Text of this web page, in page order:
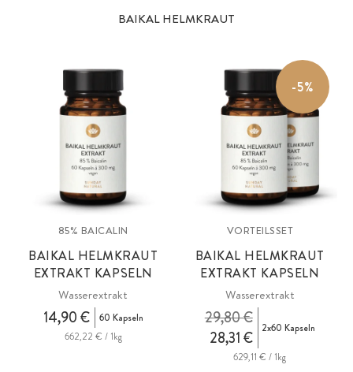
BAIKAL HELMKRAUT
85% BAICALIN
BAIKAL HELMKRAUT
EXTRAKT KAPSELN
Wasserextrakt
14,90 €
60 Kapseln
662,22 € / 1kg
-5%
VORTEILSSET
BAIKAL HELMKRAUT
EXTRAKT KAPSELN
Wasserextrakt
28,31 €
29,80 € 2x60 Kapseln
629,11 € / 1kg